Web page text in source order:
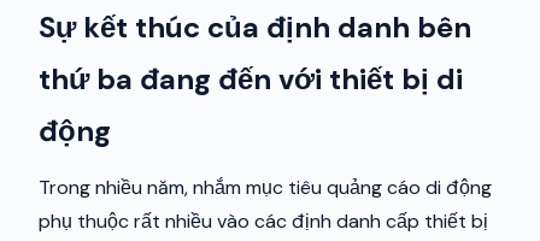
Sự kết thúc của định danh bên
thứ ba đang đến với thiết bị di
động
Trong nhiều năm, nhắm mục tiêu quảng cáo di động
phụ thuộc rất nhiều vào các định danh cấp thiết bị